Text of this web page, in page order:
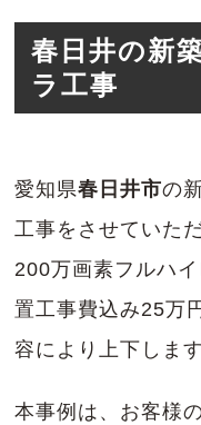
春日井の新
ラ工事
愛知県春日井市の
工事をさせていた
200万画素フルハ
置工事費込み25万
容により上下します
本事例は、お客様